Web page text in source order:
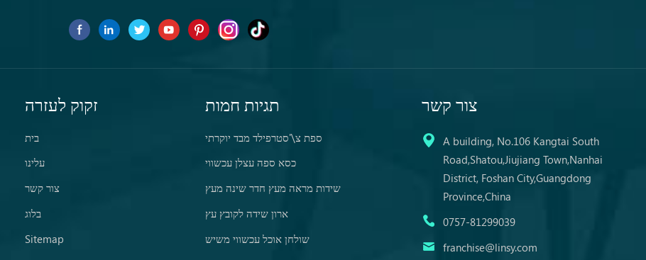
זקוק לעזרה
בית
עלינו
צור קשר
בלוג
Sitemap
תגיות חמות
ספת צ\'סטרפילד מבד יוקרתי
כסא ספה עצלן עכשווי
שידות מראה מעץ חדר שינה מעץ
ארון שידה לקובץ עץ
שולחן אוכל עכשווי משיש
צור קשר
A building, No.106 Kangtai South
Road,Shatou,Jiujiang Town,Nanhai
District, Foshan City,Guangdong
Province,China
0757-81299039
franchise@linsy.com